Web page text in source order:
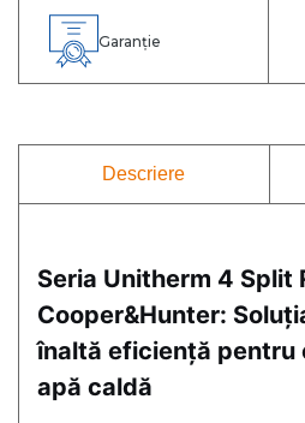
Garanție
Descriere
Seria Unitherm 4 Split
Cooper&Hunter:
înaltă eficiență pentru
apă caldă